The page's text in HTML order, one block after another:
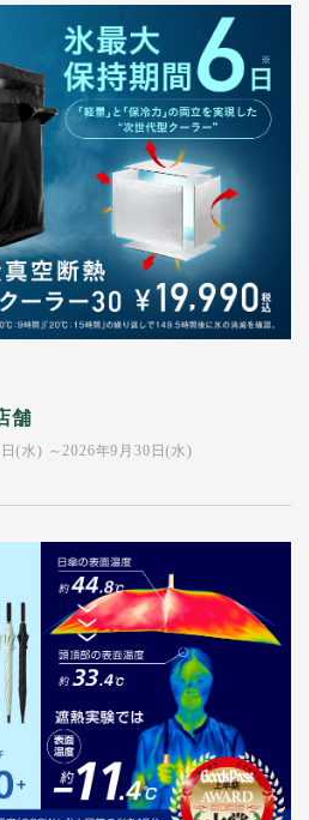
舗
(水) ～2026年9月30日(水)